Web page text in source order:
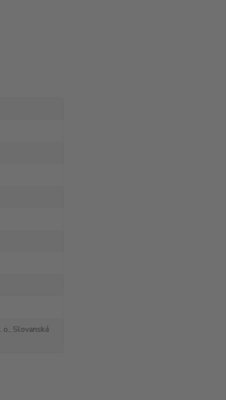
Slovanská